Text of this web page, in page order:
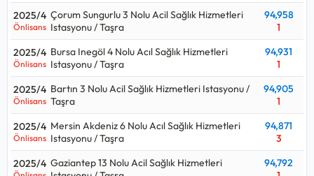
2025/4
Önlisans
Çorum Sungurlu 3 Nolu Acil Sağlık Hizmetleri
Istasyonu / Taşra
94,958
1
2025/4
Önlisans
Bursa Inegöl 4 Nolu Acıl Sağlık Hizmetleri
Istasyonu / Taşra
94,931
1
2025/4
Önlisans
Bartın 3 Nolu Acil Sağlık Hizmetleri Istasyonu /
Taşra
94,905
1
2025/4
Önlisans
Mersin Akdeniz 6 Nolu Acıl Sağlık Hizmetleri
Istasyonu / Taşra
94,871
3
2025/4 Gaziantep 13 Nolu Acil Sağlık Hizmetleri
94,792